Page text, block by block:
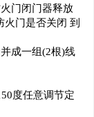
门闭门器释放
门是否关闭 到
成一组(2根)线
度任意调节定